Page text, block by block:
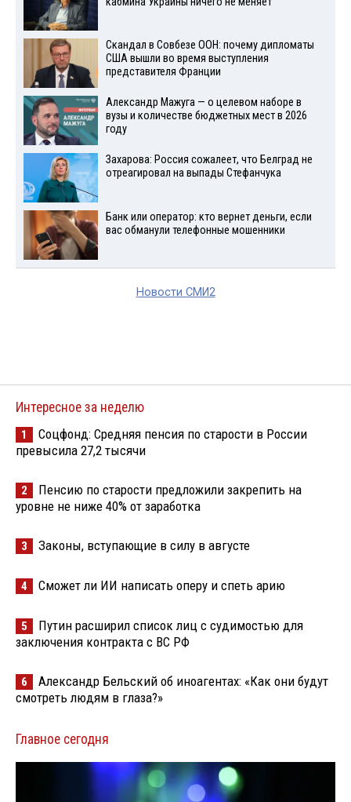
Скандал в Совбезе ООН: почему дипломаты
США вышли во время выступления
представителя Франции
Александр Мажуга — о целевом наборе в
вузы и количестве бюджетных мест в 2026
году
Захарова: Россия сожалеет, что Белград не
отреагировал на выпады Стефанчука
Банк или оператор: кто вернет деньги, если
вас обманули телефонные мошенники
Новости СМИ2
Интересное за неделю
1
Соцфонд: Средняя пенсия по старости в России
превысила 27,2 тысячи
2
Пенсию по старости предложили закрепить на
уровне не ниже 40% от заработка
3 Законы, вступающие в силу в августе
4 Сможет ли ИИ написать оперу и спеть арию
5
Путин расширил список лиц с судимостью для
заключения контракта с ВС РФ
6
Александр Бельский об иноагентах: «Как они будут
смотреть людям в глаза?»
Главное сегодня